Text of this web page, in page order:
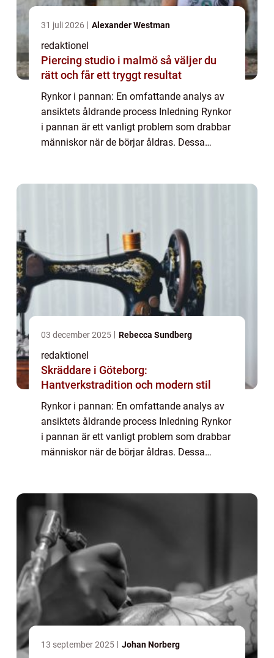
31 juli 2026 Alexander Westman
redaktionel
Piercing studio i malmö så väljer du
rätt och får ett tryggt resultat
Rynkor i pannan: En omfattande analys av
ansiktets åldrande process Inledning Rynkor
i pannan är ett vanligt problem som drabbar
människor när de börjar åldras. Dessa
03 december 2025 Rebecca Sundberg
redaktionel
Skräddare i Göteborg:
Hantverkstradition och modern stil
Rynkor i pannan: En omfattande analys av
ansiktets åldrande process Inledning Rynkor
i pannan är ett vanligt problem som drabbar
människor när de börjar åldras. Dessa
13 september 2025 Johan Norberg